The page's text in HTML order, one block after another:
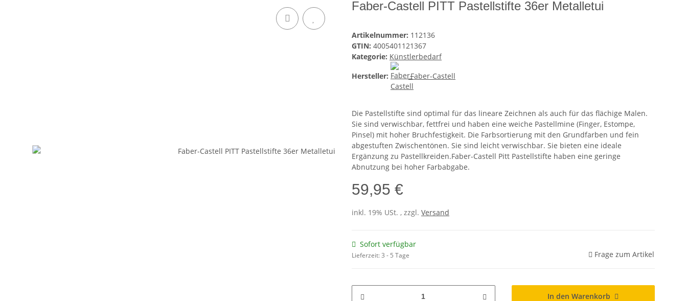
Faber-Castell PITT Pastellstifte 36er Metalletui
Artikelnummer: 112136
GTIN: 4005401121367
Kategorie: Künstlerbedarf
Hersteller:
Faber-Castell
Die Pastellstifte sind optimal für das lineare Zeichnen als auch für das flächige Malen.
Sie sind verwischbar, fettfrei und haben eine weiche Pastellmine (Finger, Estompe,
Pinsel) mit hoher Bruchfestigkeit. Die Farbsortierung mit den Grundfarben und fein
abgestuften Zwischentönen. Sie sind leicht verwischbar. Sie bieten eine ideale
Ergänzung zu Pastellkreiden.Faber-Castell Pitt Pastellstifte haben eine geringe
Abnutzung bei hoher Farbabgabe.
59,95 €
inkl. 19% USt. , zzgl. Versand
Sofort verfügbar
Lieferzeit:3 - 5 Tage Frage zum Artikel
In den Warenkorb